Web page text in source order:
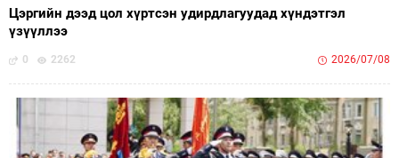
Цэргийн дээд цол хүртсэн удирдлагуудад хүндэтгэл
үзүүллээ
0 2262 2026/07/08